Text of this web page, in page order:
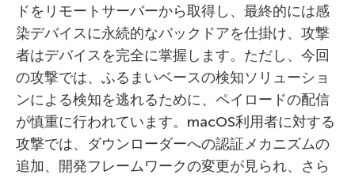
ドをリモートサーバーから取得し、最終的には感
染デバイスに永続的なバックドアを仕掛け、攻撃
者はデバイスを完全に掌握します。ただし、今回
の攻撃では、ふるまいベースの検知ソリューショ
ンによる検知を逃れるために、ペイロードの配信
が慎重に行われています。macOS利用者に対する
攻撃では、ダウンローダーへの認証メカニズムの
追加、開発フレームワークの変更が見られ、さら